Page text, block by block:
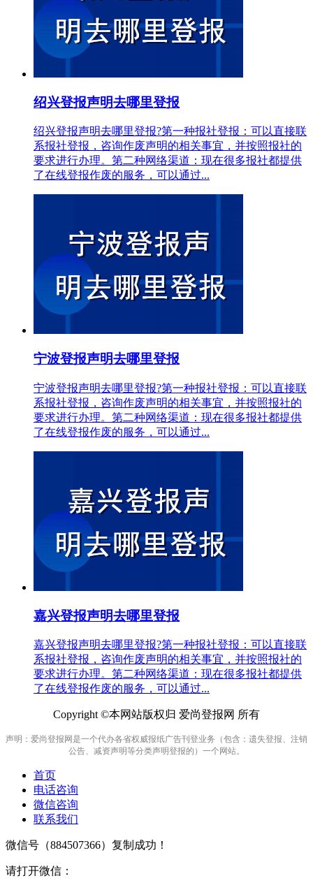
绍兴登报声明去哪里登报
绍兴登报声明去哪里登报?第一种报社登报：可以直接联
系报社登报，咨询作废声明的相关事宜，并按照报社的
要求进行办理。第二种网络渠道：现在很多报社都提供
了在线登报作废的服务，可以通过...
宁波登报声明去哪里登报
宁波登报声明去哪里登报?第一种报社登报：可以直接联
系报社登报，咨询作废声明的相关事宜，并按照报社的
要求进行办理。第二种网络渠道：现在很多报社都提供
了在线登报作废的服务，可以通过...
嘉兴登报声明去哪里登报
嘉兴登报声明去哪里登报?第一种报社登报：可以直接联
系报社登报，咨询作废声明的相关事宜，并按照报社的
要求进行办理。第二种网络渠道：现在很多报社都提供
了在线登报作废的服务，可以通过...
Copyright ©本网站版权归 爱尚登报网 所有
声明：爱尚登报网是一个代办各省权威报纸广告刊登业务（包含：遗失登报、注销
公告、减资声明等分类声明登报的）一个网站。
首页
电话咨询
微信咨询
联系我们
微信号（884507366）复制成功！
请打开微信：